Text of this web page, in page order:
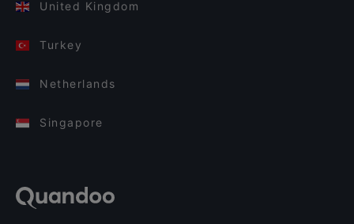
United Kingdom
Turkey
Netherlands
Singapore